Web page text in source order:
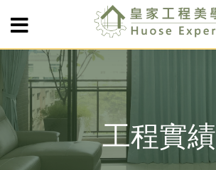
工程實績